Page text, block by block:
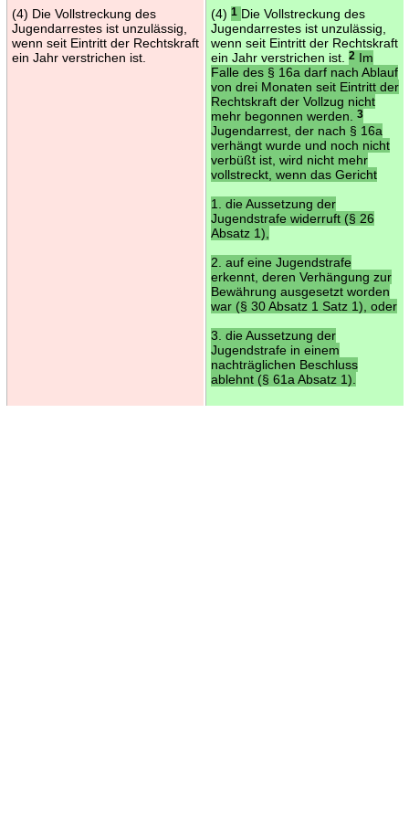
(4) Die Vollstreckung des
Jugendarrestes ist unzulässig,
wenn seit Eintritt der Rechtskraft
ein Jahr verstrichen ist.
(4) 1 Die Vollstreckung des
Jugendarrestes ist unzulässig,
wenn seit Eintritt der Rechtskraft
ein Jahr verstrichen ist.
2Im
Falle des § 16a darf nach Ablauf
von drei Monaten seit Eintritt der
Rechtskraft der Vollzug nicht
mehr begonnen werden.
3
Jugendarrest, der nach § 16a
verhängt wurde und noch nicht
verbüßt ist, wird nicht mehr
vollstreckt, wenn das Gericht
1. die Aussetzung der
Jugendstrafe widerruft (§ 26
Absatz 1),
2. auf eine Jugendstrafe
erkennt, deren Verhängung zur
Bewährung ausgesetzt worden
war (§ 30 Absatz 1 Satz 1), oder
3. die Aussetzung der
Jugendstrafe in einem
nachträglichen Beschluss
ablehnt (§ 61a Absatz 1).